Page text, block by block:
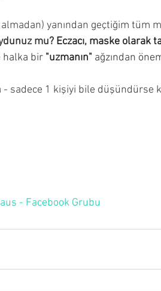
yanından geçtiğim tüm
mu? Eczacı, maske olarak
halka bir "uzmanın" ağzından
- sadece 1 kişiyi bile düşündürse
- Facebook Grubu